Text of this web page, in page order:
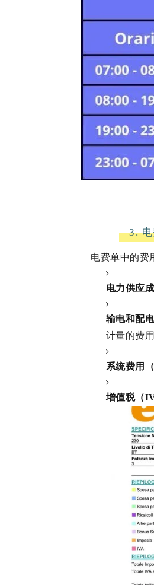
3.
电费单中的费
电力供应
输电和配
计量的费
系统费用
增值税（